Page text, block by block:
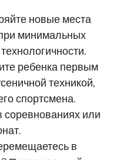
новые места
минимальных
ребенка первым
техникой,
спортсмена.
соревнованиях или
в